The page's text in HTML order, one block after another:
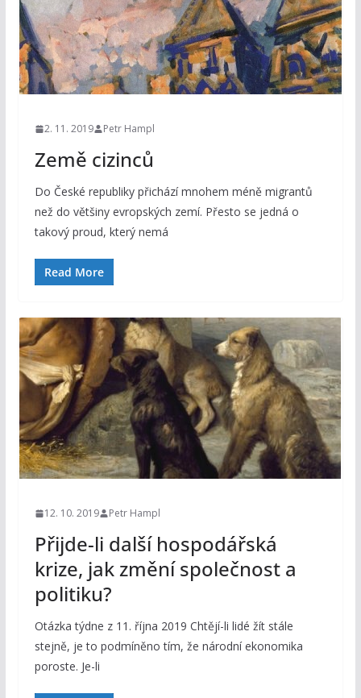
2. 11. 2019 Petr Hampl
Země cizinců
Do České republiky přichází mnohem méně migrantů
než do většiny evropských zemí. Přesto se jedná o
takový proud, který nemá
Read More
12. 10. 2019 Petr Hampl
Přijde-li další hospodářská
krize, jak změní společnost a
politiku?
Otázka týdne z 11. října 2019 Chtějí-li lidé žít stále
stejně, je to podmíněno tím, že národní ekonomika
poroste. Je-li